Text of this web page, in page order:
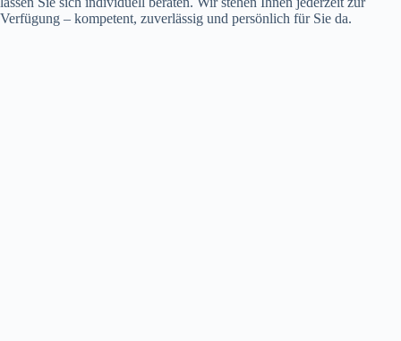
Verfügung – kompetent, zuverlässig und persönlich für Sie da.